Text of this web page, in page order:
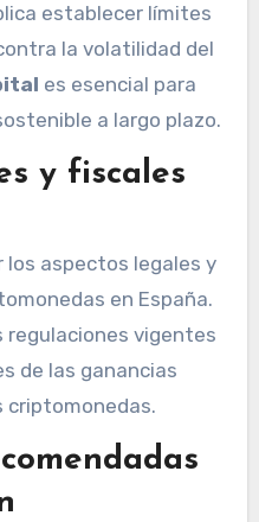
establecer límites
la volatilidad del
es esencial para
a largo plazo.
y fiscales
aspectos legales y
en España.
regulaciones vigentes
de las ganancias
criptomonedas.